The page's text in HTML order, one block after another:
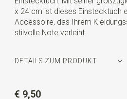
x 24 cm ist dieses Einstecktuch
Accessoire, das Ihrem
stilvolle Note verleiht.
DETAILS ZUM PRODUKT
€ 9,50